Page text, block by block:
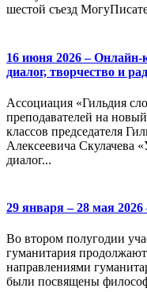
шестой съезд
16 июня 2026 – Онлайн-
диалог, творчество и
Ассоциация «Гильдия
преподавателей на
классов председателя
Алексеевича Скулачева
диалог...
29 января – 28 мая
Во втором полугодии
гуманитария
направлениями
были посвящены